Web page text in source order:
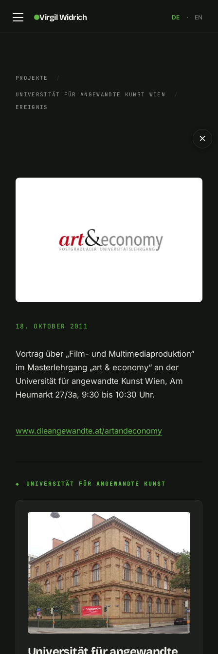
Virgil Widrich DE · EN
PROJEKTE /
UNIVERSITÄT FÜR ANGEWANDTE KUNST WIEN
/
EREIGNIS
18. OKTOBER 2011
Vortrag über „Film- und Multimediaproduktion“
im Masterlehrgang „art & economy“ an der
Universität für angewandte Kunst Wien, Am
Heumarkt 27/3a, 9:30 bis 10:30 Uhr.
www.dieangewandte.at/artandeconomy
UNIVERSITÄT FÜR ANGEWANDTE KUNST
×